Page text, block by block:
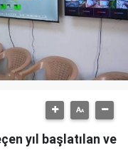
yıl başlatılan ve